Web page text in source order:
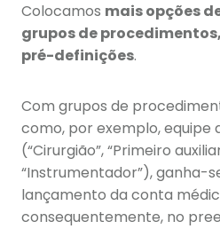
Colocamos mais opções
grupos de
pré-definições.
Com grupos de
como, por exemplo,
(“Cirurgião”, “Primeiro
“Instrumentador”), ganha-
lançamento da conta
consequentemente, no